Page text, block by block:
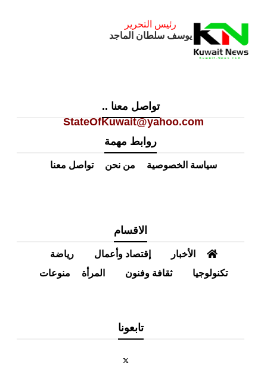
رئيس التحرير
يوسف سلطان الماجد
تواصل معنا ..
StateOfKuwait@yahoo.com
روابط مهمة
سياسة الخصوصية من نحن تواصل معنا
الأخبار إقتصاد وأعمال
رياضة
ثقافة وفنون المرأة منوعات